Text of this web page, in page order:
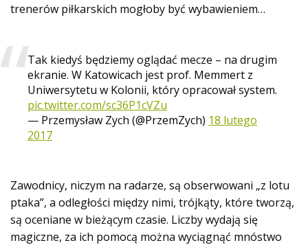
trenerów piłkarskich mogłoby być wybawieniem…
Tak kiedyś będziemy oglądać mecze – na drugim
ekranie. W Katowicach jest prof. Memmert z
Uniwersytetu w Kolonii, który opracował system.
pic.twitter.com/sc36P1cVZu
— Przemysław Zych (@PrzemZych) 18 lutego
2017
Zawodnicy, niczym na radarze, są obserwowani „z lotu
ptaka”, a odległości między nimi, trójkąty, które tworzą,
są oceniane w bieżącym czasie. Liczby wydają się
magiczne, za ich pomocą można wyciągnąć mnóstwo